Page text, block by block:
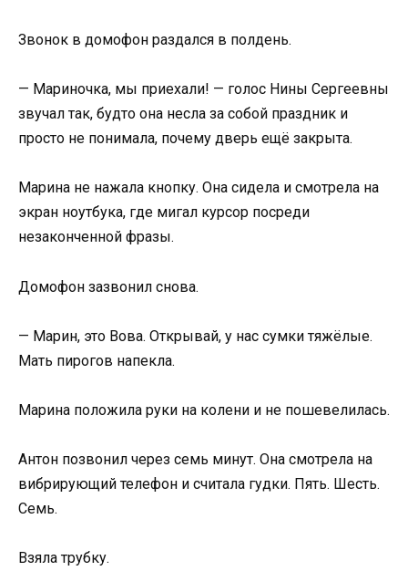
Звонок в домофон раздался в полдень.
— Мариночка, мы приехали! — голос Нины Сергеевны
звучал так, будто она несла за собой праздник и
просто не понимала, почему дверь ещё закрыта.
Марина не нажала кнопку. Она сидела и смотрела на
экран ноутбука, где мигал курсор посреди
незаконченной фразы.
Домофон зазвонил снова.
— Марин, это Вова. Открывай, у нас сумки тяжёлые.
Мать пирогов напекла.
Марина положила руки на колени и не пошевелилась.
Антон позвонил через семь минут. Она смотрела на
вибрирующий телефон и считала гудки. Пять. Шесть.
Семь.
Взяла трубку.